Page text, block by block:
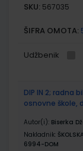
SKU: 567035
ŠIFRA OMOTA:
Udžbenik
DIP IN 2; radna
osnovne škole,
Autor(i): Biserka
Nakladnik:
6994-DOM